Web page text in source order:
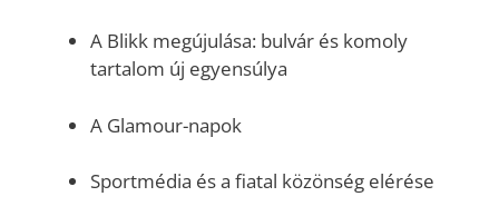
A Blikk megújulása: bulvár és komoly
tartalom új egyensúlya
A Glamour-napok
Sportmédia és a fiatal közönség elérése